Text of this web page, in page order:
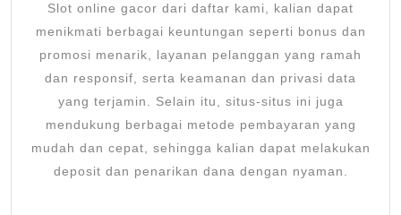
Slot online gacor dari daftar kami, kalian dapat
menikmati berbagai keuntungan seperti bonus dan
promosi menarik, layanan pelanggan yang ramah
dan responsif, serta keamanan dan privasi data
yang terjamin. Selain itu, situs-situs ini juga
mendukung berbagai metode pembayaran yang
mudah dan cepat, sehingga kalian dapat melakukan
deposit dan penarikan dana dengan nyaman.